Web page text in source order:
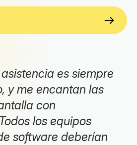
es siempre
y me encantan las
con
los equipos
software deberían